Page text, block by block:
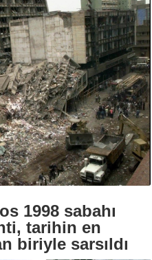
1998 sabahı
tarihin en
biriyle sarsıldı